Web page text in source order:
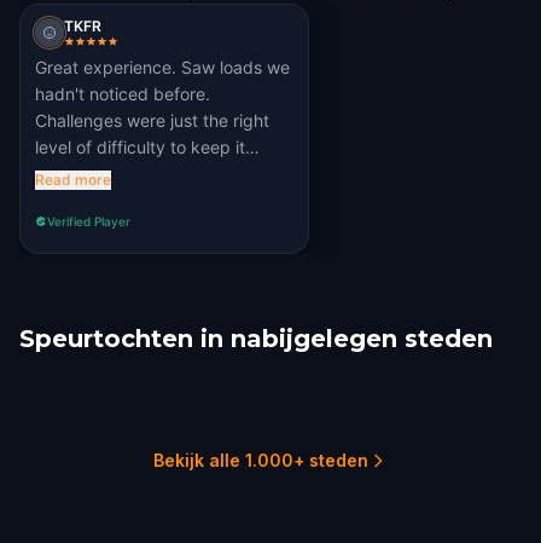
TKFR
Great experience. Saw loads we
hadn't noticed before.
Challenges were just the right
level of difficulty to keep it
interesting without being
it!
Read more
Verified Player
Speurtochten in nabijgelegen steden
San Sebastián Logroño
Bekijk alle 1.000+ steden